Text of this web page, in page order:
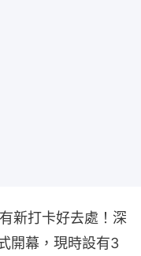
新打卡好去處！深
開幕，現時設有3